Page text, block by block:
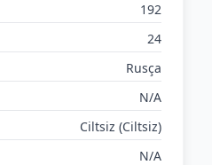
192
24
Rusça
N/A
Ciltsiz (Ciltsiz)
N/A